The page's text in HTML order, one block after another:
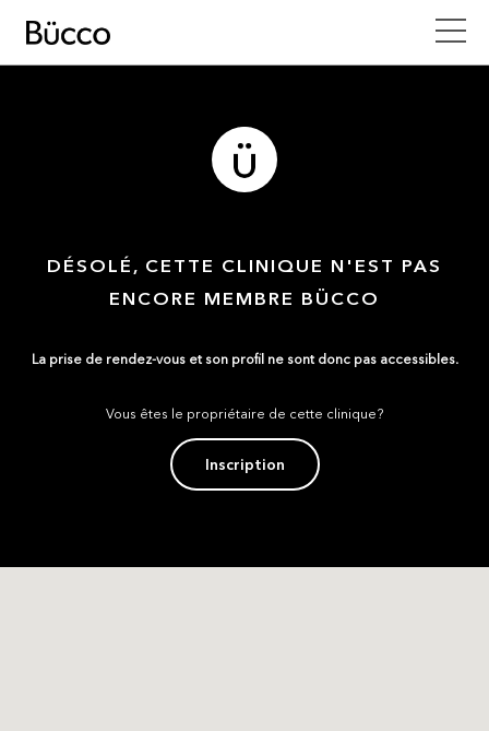
DÉSOLÉ, CETTE CLINIQUE N'EST PAS
ENCORE MEMBRE BÜCCO
La prise de rendez-vous et son profil ne sont donc pas accessibles.
Vous êtes le propriétaire de cette clinique?
Inscription